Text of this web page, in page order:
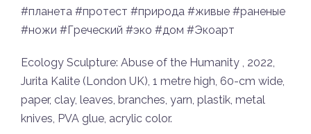
#планета #протест #природа #живые #раненые
#ножи #Греческий #эко #дом #Экоарт
Ecology Sculpture: Abuse of the Humanity , 2022,
Jurita Kalite (London UK), 1 metre high, 60-cm wide,
paper, clay, leaves, branches, yarn, plastik, metal
knives, PVA glue, acrylic color.